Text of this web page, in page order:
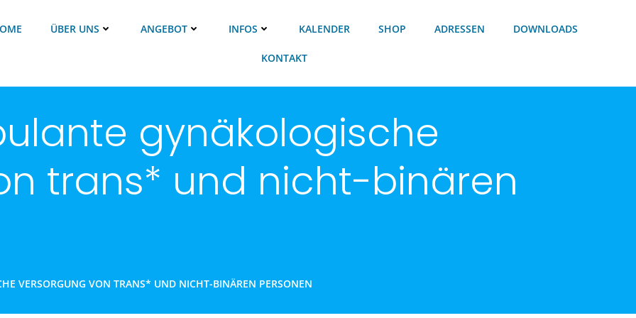
ÜBER UNS ANGEBOT INFOS KALENDER SHOP ADRESSEN DOWNLOADS
KONTAKT
gynäkologische
trans* und nicht-binären
VERSORGUNG VON TRANS* UND NICHT-BINÄREN PERSONEN